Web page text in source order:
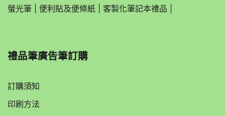
螢光筆
便利貼及便條紙 客製化筆記本禮品
禮品筆廣告筆訂購
訂購須知
印刷方法